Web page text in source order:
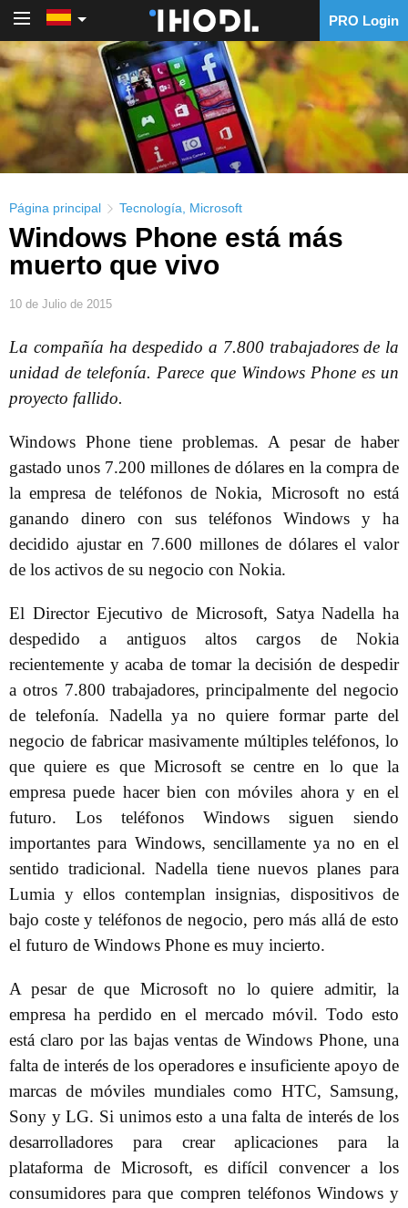
PRO Login
Página principal Tecnología Microsoft
Windows Phone está más
muerto que vivo
10 de Julio de 2015
La compañía ha despedido a 7.800 trabajadores de la
unidad de telefonía. Parece que Windows Phone es un
proyecto fallido.
Windows Phone tiene problemas. A pesar de haber
gastado unos 7.200 millones de dólares en la compra de
la empresa de teléfonos de Nokia, Microsoft no está
ganando dinero con sus teléfonos Windows y ha
decidido ajustar en 7.600 millones de dólares el valor
de los activos de su negocio con Nokia.
El Director Ejecutivo de Microsoft, Satya Nadella ha
despedido a antiguos altos cargos de Nokia
recientemente y acaba de tomar la decisión de despedir
a otros 7.800 trabajadores, principalmente del negocio
de telefonía. Nadella ya no quiere formar parte del
negocio de fabricar masivamente múltiples teléfonos, lo
que quiere es que Microsoft se centre en lo que la
empresa puede hacer bien con móviles ahora y en el
futuro. Los teléfonos Windows siguen siendo
importantes para Windows, sencillamente ya no en el
sentido tradicional. Nadella tiene nuevos planes para
Lumia y ellos contemplan insignias, dispositivos de
bajo coste y teléfonos de negocio, pero más allá de esto
el futuro de Windows Phone es muy incierto.
A pesar de que Microsoft no lo quiere admitir, la
empresa ha perdido en el mercado móvil. Todo esto
está claro por las bajas ventas de Windows Phone, una
falta de interés de los operadores e insuficiente apoyo de
marcas de móviles mundiales como HTC, Samsung,
Sony y LG. Si unimos esto a una falta de interés de los
desarrolladores para crear aplicaciones para la
plataforma de Microsoft, es difícil convencer a los
consumidores para que compren teléfonos Windows y